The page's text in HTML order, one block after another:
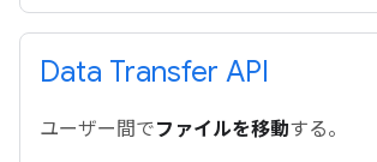
Data Transfer API
ユーザー間でファイルを移動する。